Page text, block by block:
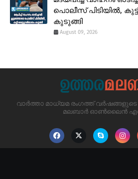
പൊലീസ് പിടിയിൽ,
കുടുങ്ങി
August 09, 2026
വാർത്താ മാധ്യമ രംഗത്ത്
മലബാർ ഓൺലൈൻ